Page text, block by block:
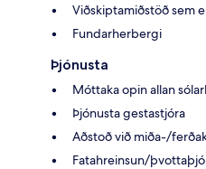
Viðskiptamiðstöð sem
Fundarherbergi
Þjónusta
Móttaka opin allan
Þjónusta gestastjóra
Aðstoð við miða-/
Fatahreinsun/